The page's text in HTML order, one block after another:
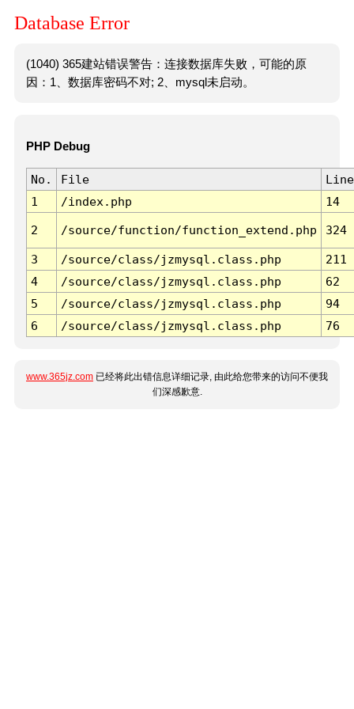
Database Error
(1040) 365建站错误警告：连接数据库失败，可能的原
因：1、数据库密码不对; 2、mysql未启动。
PHP Debug
No. File
Line
1
/index.php 14
2 /source/function/function_extend.php 324
3 /source/class/jzmysql.class.php
211
4
/source/class/jzmysql.class.php
62
5
/source/class/jzmysql.class.php
94
6
/source/class/jzmysql.class.php 76
www.365jz.com 已经将此出错信息详细记录, 由此给您带来的访问不便我
们深感歉意.